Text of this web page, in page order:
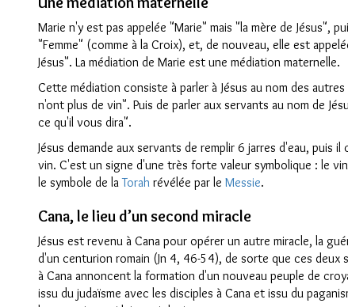
Marie n'y est pas appelée "Marie" mais "la mère de Jésus",
"Femme" (comme à la Croix), et, de nouveau, elle est
Jésus". La médiation de Marie est une médiation maternelle.
Cette médiation consiste à parler à Jésus au nom des
n'ont plus de vin". Puis de parler aux servants au nom de
ce qu'il vous dira".
Jésus demande aux servants de remplir 6 jarres d'eau, puis il
vin. C'est un signe d'une très forte valeur symbolique : le
le symbole de laTorah révélée par le Messie.
Cana, le lieu d’un second miracle
Jésus est revenu à Cana pour opérer un autre miracle, la
d'un centurion romain (Jn 4, 46-54), de sorte que ces deux
à Cana annoncent la formation d'un nouveau peuple de
issu du judaïsme avec les disciples à Cana et issu du